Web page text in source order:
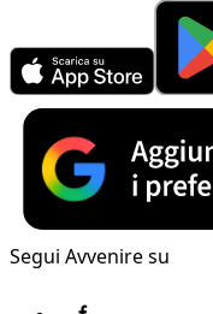
Segui Avvenire su